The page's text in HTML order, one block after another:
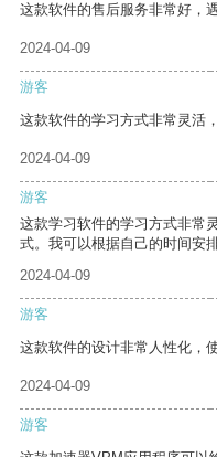
这款软件的售后服务非常好，
2024-04-09
游客
这款软件的学习方式非常灵活
2024-04-09
游客
这款学习软件的学习方式非常
式。我可以根据自己的时间安
2024-04-09
游客
这款软件的设计非常人性化，
2024-04-09
游客